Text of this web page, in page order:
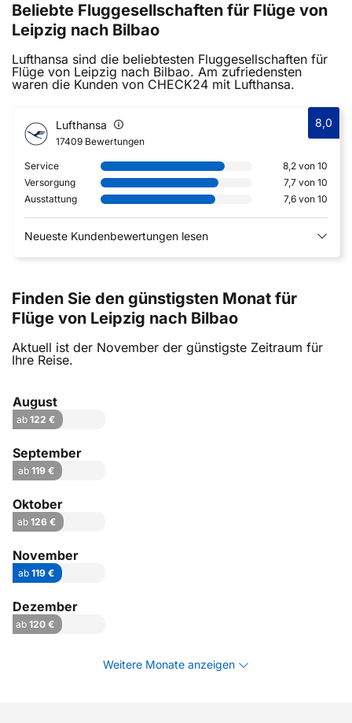
Beliebte Fluggesellschaften für Flüge von
Leipzig nach Bilbao
Lufthansa sind die beliebtesten Fluggesellschaften für
Flüge von Leipzig nach Bilbao. Am zufriedensten
waren die Kunden von CHECK24 mit Lufthansa.
Lufthansa
17409 Bewertungen
8,0
Service
8,2 von 10
Versorgung
7,7 von 10
Ausstattung
7,6 von 10
Neueste Kundenbewertungen lesen
Finden Sie den günstigsten Monat für
Flüge von Leipzig nach Bilbao
Aktuell ist der November der günstigste Zeitraum für
Ihre Reise.
August
ab 122 €
September
ab 119 €
Oktober
ab126 €
November
ab 119 €
Dezember
ab120 €
Weitere Monate anzeigen